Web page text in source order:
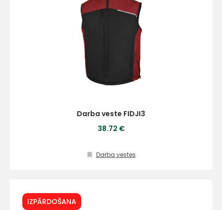
Darba veste FIDJI3
38.72 €
Darba vestes
IZPĀRDOŠANA